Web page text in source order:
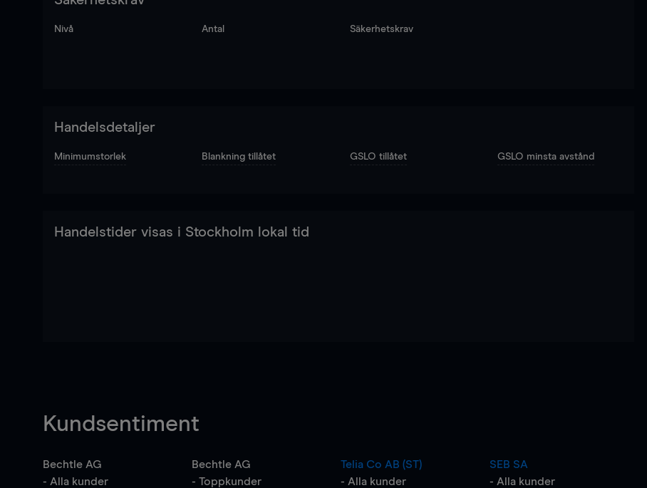
Nivå Antal Säkerhetskrav
Handelsdetaljer
Minimumstorlek Blankning tillåtet GSLO tillåtet GSLO minsta avstånd
Handelstider visas i Stockholm lokal tid
Kundsentiment
Bechtle AG
- Alla kunder
Bechtle AG
- Toppkunder
Telia Co AB (ST)
- Alla kunder
SEB SA
- Alla kunder